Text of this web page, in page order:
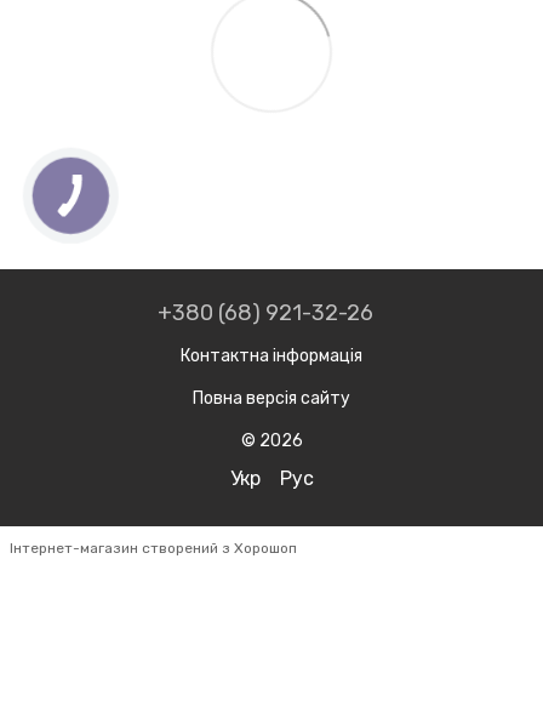
+380 (68) 921-32-26
Контактна інформація
Повна версія сайту
© 2026
Укр Рус
Інтернет-магазин створений з Хорошоп